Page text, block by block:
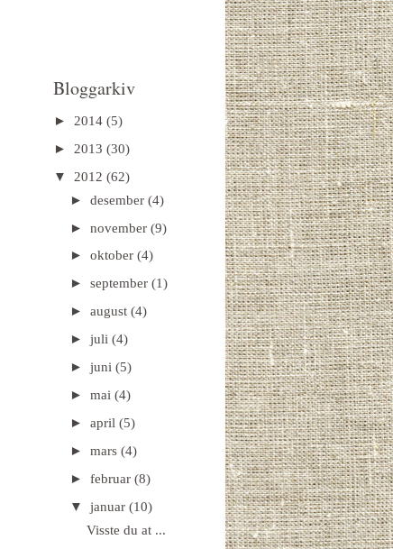
Bloggarkiv
► 2014 (5)
► 2013 (30)
▼ 2012 (62)
► desember (4)
► november (9)
► oktober (4)
► september (1)
► august (4)
► juli (4)
► juni (5)
► mai (4)
► april (5)
► mars (4)
► februar (8)
▼ januar (10)
Visste du at ...